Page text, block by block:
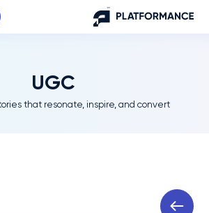
UGC
that resonate, inspire, and convert.